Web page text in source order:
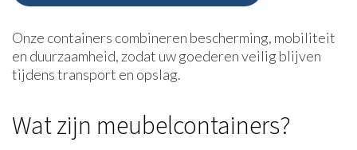
Onze containers combineren bescherming, mobiliteit
en duurzaamheid, zodat uw goederen veilig blijven
tijdens transport en opslag.
Wat zijn meubelcontainers?